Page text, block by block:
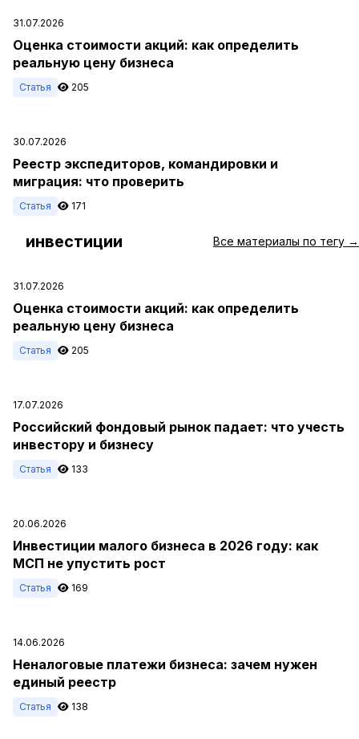
31.07.2026
Оценка стоимости акций: как определить
реальную цену бизнеса
Статья 205
30.07.2026
Реестр экспедиторов, командировки и
миграция: что проверить
Статья 171
инвестиции Все материалы по тегу →
31.07.2026
Оценка стоимости акций: как определить
реальную цену бизнеса
Статья 205
17.07.2026
Российский фондовый рынок падает: что учесть
инвестору и бизнесу
Статья 133
20.06.2026
Инвестиции малого бизнеса в 2026 году: как
МСП не упустить рост
Статья 169
14.06.2026
Неналоговые платежи бизнеса: зачем нужен
единый реестр
Статья 138